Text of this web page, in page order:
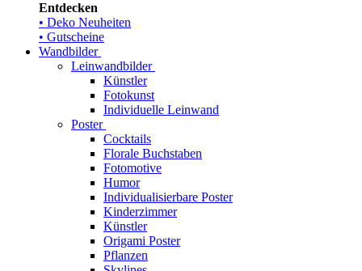
Entdecken
• Deko Neuheiten
• Gutscheine
Wandbilder
Leinwandbilder
Künstler
Fotokunst
Individuelle Leinwand
Poster
Cocktails
Florale Buchstaben
Fotomotive
Humor
Individualisierbare Poster
Kinderzimmer
Künstler
Origami Poster
Pflanzen